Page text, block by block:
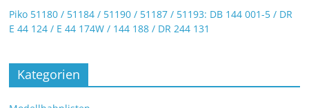
Piko 51180 / 51184 / 51190 / 51187 / 51193: DB 144 001-5 / DR
E 44 124 / E 44 174W / 144 188 / DR 244 131
Kategorien